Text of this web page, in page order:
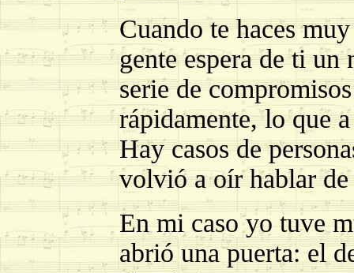
Cuando te haces
gente espera de ti
serie de
rápidamente, lo que
Hay casos de
volvió a oír hablar
En mi caso yo tuve
abrió una puerta: el